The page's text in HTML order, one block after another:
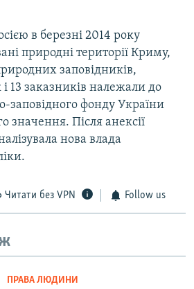
в березні 2014 року
природні території Криму,
заповідників,
13 заказників належали до
заповідного фонду України
значення. Після анексії
нова влада
Читати без VPN Follow us
ПРАВА ЛЮДИНИ